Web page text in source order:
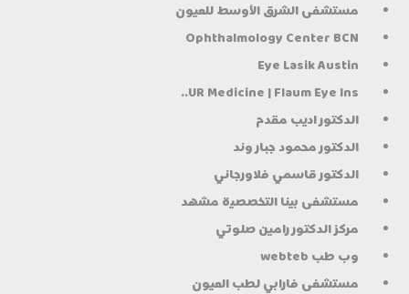
مستشفى الشرق الأوسط للعيون
Ophthalmology Center BCN
Eye Lasik Austin
UR Medicine | Flaum Eye Ins..
الدكتور اديب مقدم
الدكتور محمود جبار وند
الدكتور قاسمي فلاورجاني
مستشفى بينا التخصصية مشهد
مركز الدكتور رامين صلوتي
وب طب webteb
مستشفى فارابي لطب العيون